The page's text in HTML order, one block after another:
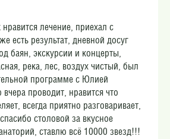
лечение, приехал с
есть результат, дневной досуг
баян, экскурсии и концерты,
река, лес, воздух чистый, был
программе с Юлией
проводит, нравится что
всегда приятно разговаривает,
столовой за вкусное
ставлю всё 10000 звезд!!!